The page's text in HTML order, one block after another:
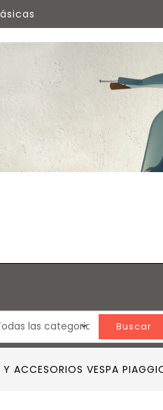
Buscar
Y ACCESORIOS VESPA